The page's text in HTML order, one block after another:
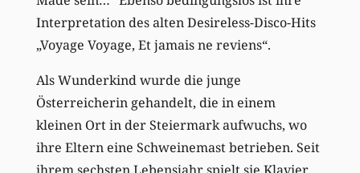
Interpretation des alten Desireless-Disco-Hits
„Voyage Voyage, Et jamais ne reviens“.
Als Wunderkind wurde die junge
Österreicherin gehandelt, die in einem
kleinen Ort in der Steiermark aufwuchs, wo
ihre Eltern eine Schweinemast betrieben. Seit